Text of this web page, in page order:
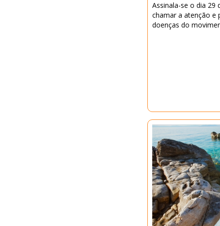
Assinala-se o dia
chamar a atenção e
doenças do